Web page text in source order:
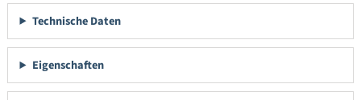
Technische Daten
Eigenschaften